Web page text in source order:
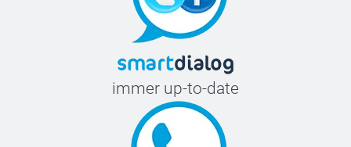
immer up-to-date